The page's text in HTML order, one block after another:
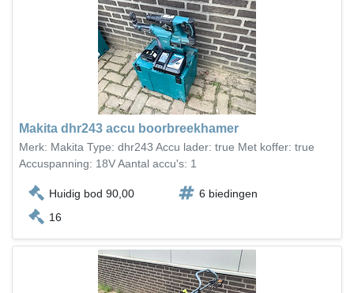
Makita dhr243 accu boorbreekhamer
Merk: Makita Type: dhr243 Accu lader: true Met koffer: true
Accuspanning: 18V Aantal accu's: 1
Huidig bod 90,00
6 biedingen
16